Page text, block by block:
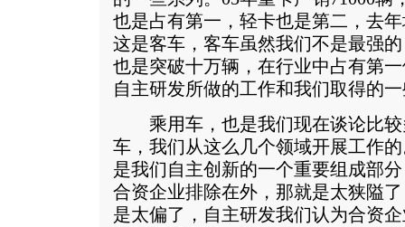
也是占有第一，轻卡也是第二，去
这是客车，客车虽然我们不是最强
也是突破十万辆，在行业中占有第
自主研发所做的工作和我们取得的
乘用车，也是我们现在谈论比较
车，我们从这么几个领域开展工作
是我们自主创新的一个重要组成部
合资企业排除在外，那就是太狭隘
是太偏了，自主研发我们认为合资